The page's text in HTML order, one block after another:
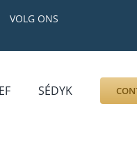
VOLG ONS
SÉDYK